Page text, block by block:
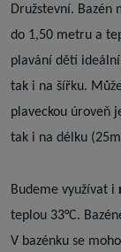
Družstevní. Bazén
do 1,50 metru a
plavání dětí
tak i na šířku.
plaveckou úroveň
tak i na délku
Budeme využívat i
teplou 33°C.
V bazénku se